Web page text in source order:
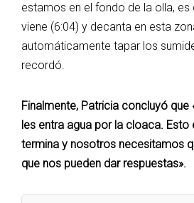
estamos en el fondo de la olla,
viene (6:04) y decanta en esta
automáticamente tapar los
recordó.
Finalmente, Patricia concluyó
les entra agua por la cloaca. Esto
termina y nosotros necesitamos
que nos pueden dar respuestas».